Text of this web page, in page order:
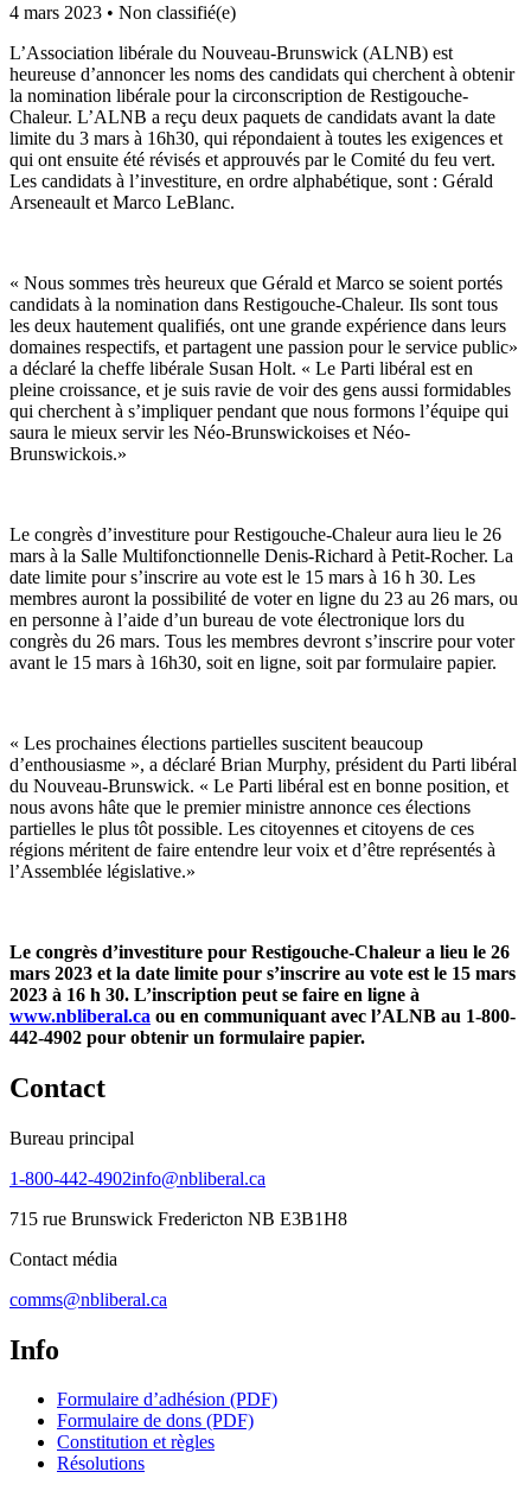
4 mars 2023 • Non classifié(e)
L’Association libérale du Nouveau-Brunswick (ALNB) est
heureuse d’annoncer les noms des candidats qui cherchent à obtenir
la nomination libérale pour la circonscription de Restigouche-
Chaleur. L’ALNB a reçu deux paquets de candidats avant la date
limite du 3 mars à 16h30, qui répondaient à toutes les exigences et
qui ont ensuite été révisés et approuvés par le Comité du feu vert.
Les candidats à l’investiture, en ordre alphabétique, sont : Gérald
Arseneault et Marco LeBlanc.
« Nous sommes très heureux que Gérald et Marco se soient portés
candidats à la nomination dans Restigouche-Chaleur. Ils sont tous
les deux hautement qualifiés, ont une grande expérience dans leurs
domaines respectifs, et partagent une passion pour le service public»
a déclaré la cheffe libérale Susan Holt. « Le Parti libéral est en
pleine croissance, et je suis ravie de voir des gens aussi formidables
qui cherchent à s’impliquer pendant que nous formons l’équipe qui
saura le mieux servir les Néo-Brunswickoises et Néo-
Brunswickois.»
Le congrès d’investiture pour Restigouche-Chaleur aura lieu le 26
mars à la Salle Multifonctionnelle Denis-Richard à Petit-Rocher. La
date limite pour s’inscrire au vote est le 15 mars à 16 h 30. Les
membres auront la possibilité de voter en ligne du 23 au 26 mars, ou
en personne à l’aide d’un bureau de vote électronique lors du
congrès du 26 mars. Tous les membres devront s’inscrire pour voter
avant le 15 mars à 16h30, soit en ligne, soit par formulaire papier.
« Les prochaines élections partielles suscitent beaucoup
d’enthousiasme », a déclaré Brian Murphy, président du Parti libéral
du Nouveau-Brunswick. « Le Parti libéral est en bonne position, et
nous avons hâte que le premier ministre annonce ces élections
partielles le plus tôt possible. Les citoyennes et citoyens de ces
régions méritent de faire entendre leur voix et d’être représentés à
l’Assemblée législative.»
Le congrès d’investiture pour Restigouche-Chaleur a lieu le 26
mars 2023 et la date limite pour s’inscrire au vote est le 15 mars
2023 à 16 h 30. L’inscription peut se faire en ligne à
www.nbliberal.ca ou en communiquant avec l’ALNB au 1-800-
442-4902 pour obtenir un formulaire papier.
Contact
Bureau principal
1-800-442-4902info@nbliberal.ca
715 rue Brunswick Fredericton NB E3B1H8
Contact média
comms@nbliberal.ca
Info
Formulaire d’adhésion (PDF)
Formulaire de dons (PDF)
Constitution et règles
Résolutions